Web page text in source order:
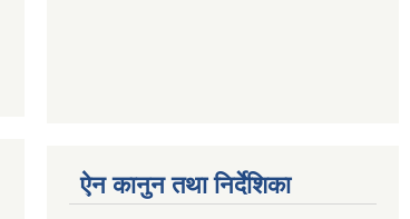
ऐन कानुन तथा निर्देशिका